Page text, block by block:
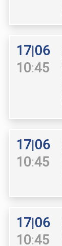
17|06
10:45
17|06
10:45
17|06
10:45